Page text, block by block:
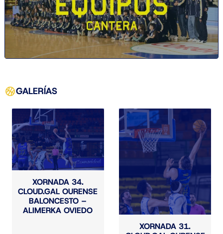
GALERÍAS
XORNADA 34.
CLOUD.GAL OURENSE
BALONCESTO –
ALIMERKA OVIEDO
XORNADA 31.